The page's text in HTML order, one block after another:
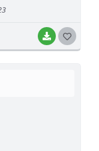
Racial
BAIXAR